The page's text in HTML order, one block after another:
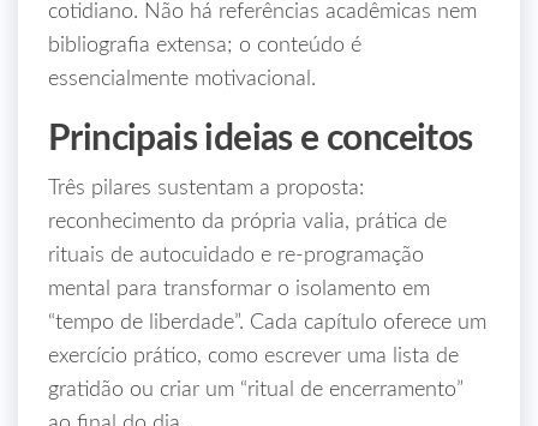
cotidiano. Não há referências acadêmicas nem
bibliografia extensa; o conteúdo é
essencialmente motivacional.
Principais ideias e conceitos
Três pilares sustentam a proposta:
reconhecimento da própria valia, prática de
rituais de autocuidado e re‑programação
mental para transformar o isolamento em
“tempo de liberdade”. Cada capítulo oferece um
exercício prático, como escrever uma lista de
gratidão ou criar um “ritual de encerramento”